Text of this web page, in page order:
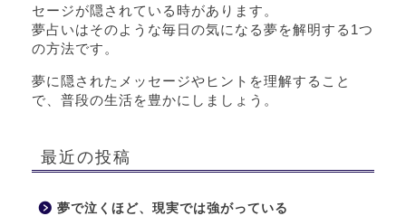
セージが隠されている時があります。
夢占いはそのような毎日の気になる夢を解明する1つ
の方法です。
夢に隠されたメッセージやヒントを理解すること
で、普段の生活を豊かにしましょう。
最近の投稿
夢で泣くほど、現実では強がっている